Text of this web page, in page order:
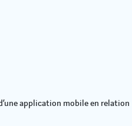
application mobile en relation